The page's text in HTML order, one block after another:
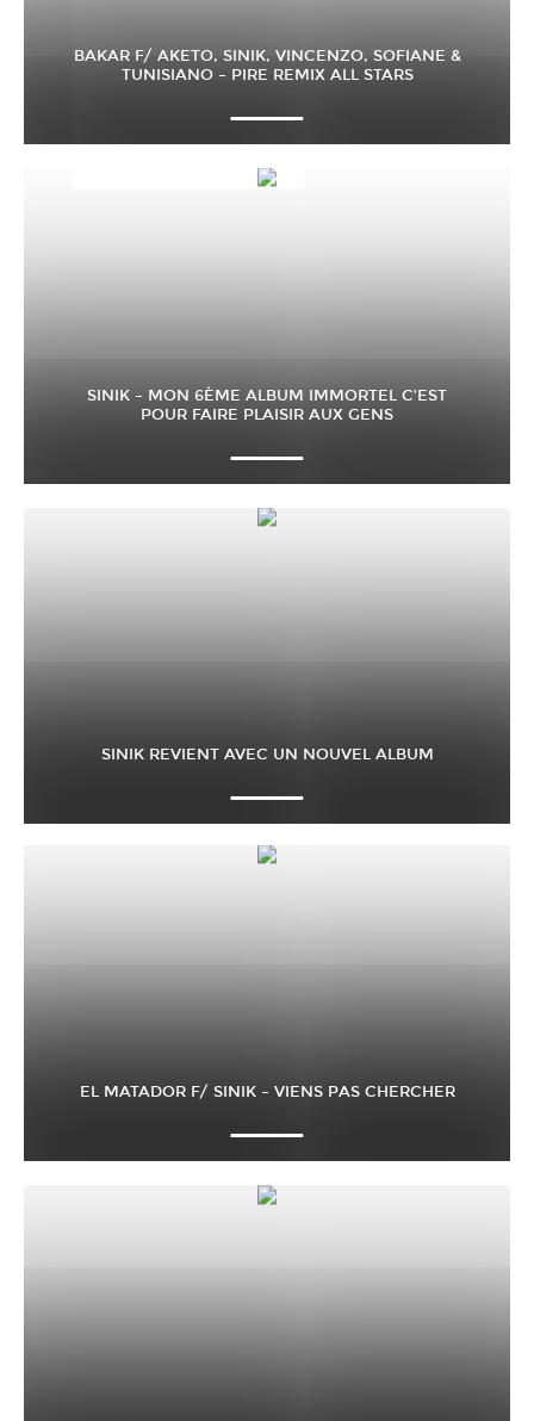
BAKAR F/ AKETO, SINIK, VINCENZO, SOFIANE &
TUNISIANO – PIRE REMIX ALL STARS
SINIK – MON 6ÈME ALBUM IMMORTEL C’EST
POUR FAIRE PLAISIR AUX GENS
SINIK REVIENT AVEC UN NOUVEL ALBUM
EL MATADOR F/ SINIK – VIENS PAS CHERCHER